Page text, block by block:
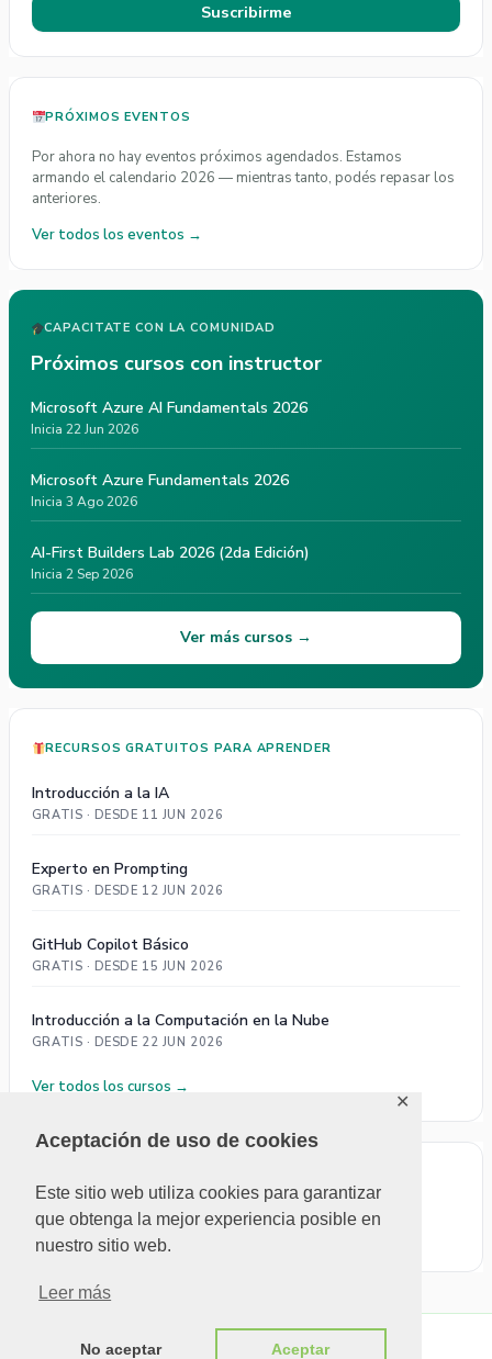
Aceptación de uso de cookies
Este sitio web utiliza cookies para garantizar
que obtenga la mejor experiencia posible en
nuestro sitio web.
Leer más
No aceptar Aceptar
✕
Suscribirme
PRÓXIMOS EVENTOS
Por ahora no hay eventos próximos agendados. Estamos
armando el calendario 2026 — mientras tanto, podés repasar los
anteriores.
Ver todos los eventos →
CAPACITATE CON LA COMUNIDAD
Próximos cursos con instructor
Microsoft Azure AI Fundamentals 2026
Inicia 22 Jun 2026
Microsoft Azure Fundamentals 2026
Inicia 3 Ago 2026
AI-First Builders Lab 2026 (2da Edición)
Inicia 2 Sep 2026
Ver más cursos →
RECURSOS GRATUITOS PARA APRENDER
Introducción a la IA
GRATIS · DESDE 11 JUN 2026
Experto en Prompting
GRATIS · DESDE 12 JUN 2026
GitHub Copilot Básico
GRATIS · DESDE 15 JUN 2026
Introducción a la Computación en la Nube
GRATIS · DESDE 22 JUN 2026
Ver todos los cursos →
No se pudieron cargar comentarios.